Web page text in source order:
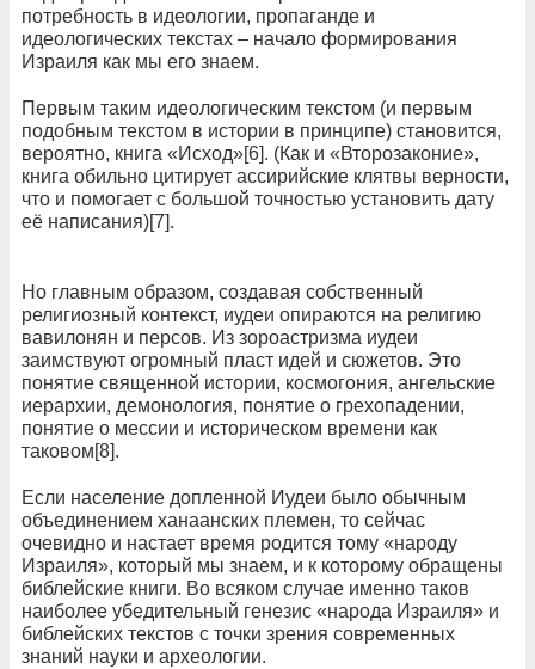
потребность в идеологии, пропаганде и
идеологических текстах – начало формирования
Израиля как мы его знаем.
Первым таким идеологическим текстом (и первым
подобным текстом в истории в принципе) становится,
вероятно, книга «Исход»[6]. (Как и «Второзаконие»,
книга обильно цитирует ассирийские клятвы верности,
что и помогает с большой точностью установить дату
её написания)[7].
Но главным образом, создавая собственный
религиозный контекст, иудеи опираются на религию
вавилонян и персов. Из зороастризма иудеи
заимствуют огромный пласт идей и сюжетов. Это
понятие священной истории, космогония, ангельские
иерархии, демонология, понятие о грехопадении,
понятие о мессии и историческом времени как
таковом[8].
Если население допленной Иудеи было обычным
объединением ханаанских племен, то сейчас
очевидно и настает время родится тому «народу
Израиля», который мы знаем, и к которому обращены
библейские книги. Во всяком случае именно таков
наиболее убедительный генезис «народа Израиля» и
библейских текстов с точки зрения современных
знаний науки и археологии.